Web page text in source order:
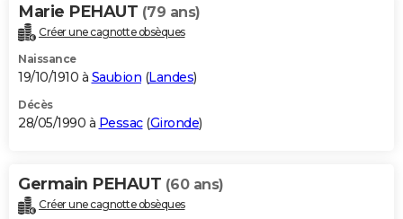
Marie PEHAUT (79 ans)
Créer une cagnotte obsèques
Naissance
19/10/1910 à Saubion (Landes)
Décès
28/05/1990 à Pessac(Gironde)
Germain PEHAUT (60 ans)
Créer une cagnotte obsèques